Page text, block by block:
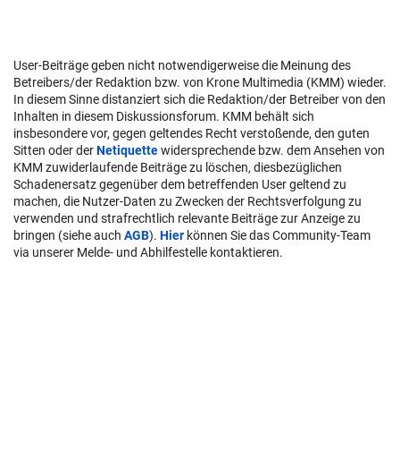
User-Beiträge geben nicht notwendigerweise die Meinung des
Betreibers/der Redaktion bzw. von Krone Multimedia (KMM) wieder.
In diesem Sinne distanziert sich die Redaktion/der Betreiber von den
Inhalten in diesem Diskussionsforum. KMM behält sich
insbesondere vor, gegen geltendes Recht verstoßende, den guten
Sitten oder derNetiquettewidersprechende bzw. dem Ansehen von
KMM zuwiderlaufende Beiträge zu löschen, diesbezüglichen
Schadenersatz gegenüber dem betreffenden User geltend zu
machen, die Nutzer-Daten zu Zwecken der Rechtsverfolgung zu
verwenden und strafrechtlich relevante Beiträge zur Anzeige zu
bringen (siehe auch AGB). Hier können Sie das Community-Team
via unserer Melde- und Abhilfestelle kontaktieren.